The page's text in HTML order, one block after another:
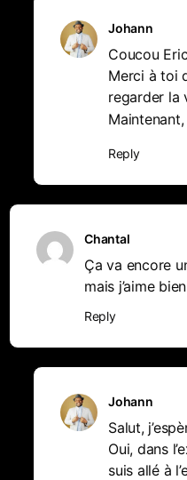
Johann
Coucou
Merci à toi
regarder la
Reply
Chantal
Ça va encore
mais j’aime
Reply
Johann
Salut,
Oui, dans
suis allé à